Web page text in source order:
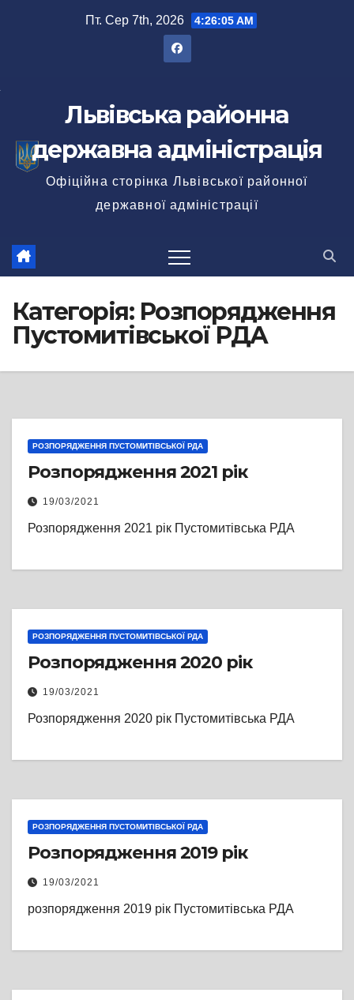
Пт. Сер 7th, 2026 4:26:06 AM
Львівська районна
державна адміністрація
Офіційна сторінка Львівської районної
державної адміністрації
Категорія: Розпорядження
Пустомитівської РДА
РОЗПОРЯДЖЕННЯ ПУСТОМИТІВСЬКОЇ РДА
Розпорядження 2021 рік
19/03/2021
Розпорядження 2021 рік Пустомитівська РДА
РОЗПОРЯДЖЕННЯ ПУСТОМИТІВСЬКОЇ РДА
Розпорядження 2020 рік
19/03/2021
Розпорядження 2020 рік Пустомитівська РДА
РОЗПОРЯДЖЕННЯ ПУСТОМИТІВСЬКОЇ РДА
Розпорядження 2019 рік
19/03/2021
розпорядження 2019 рік Пустомитівська РДА